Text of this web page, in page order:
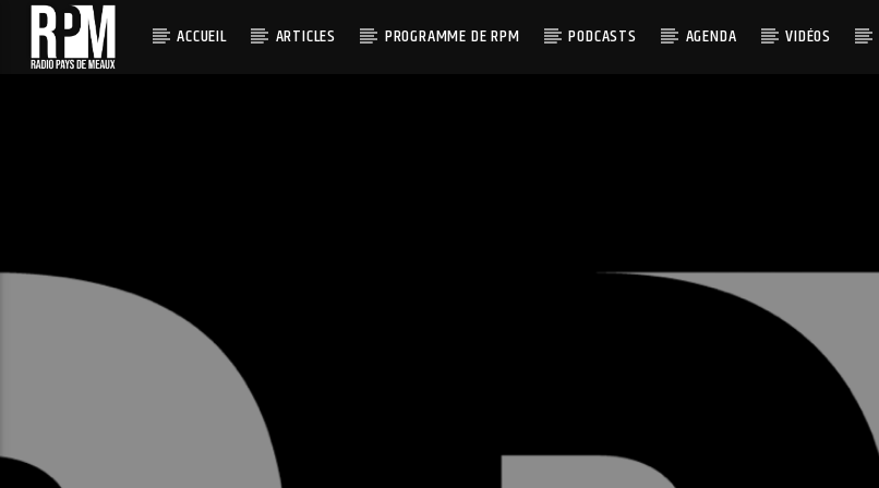
ACCUEIL ARTICLES PROGRAMME DE RPM PODCASTS AGENDA VIDÉOS